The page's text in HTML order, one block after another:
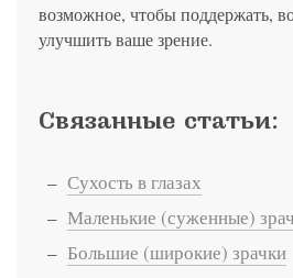
возможное, чтобы поддержать,
улучшить ваше зрение.
Связанные статьи:
Сухость в глазах
Маленькие (суженные)
Большие (широкие) зрачки